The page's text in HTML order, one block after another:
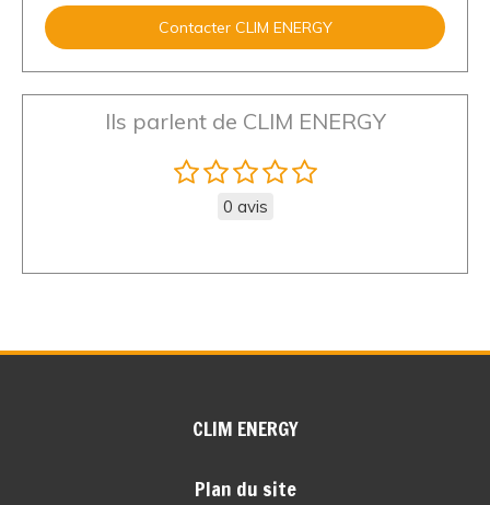
Contacter CLIM ENERGY
Ils parlent de CLIM ENERGY
0 avis
CLIM ENERGY
Plan du site